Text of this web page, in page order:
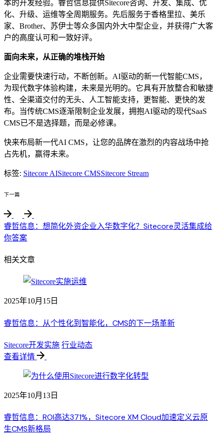
本的开发经验。睿哲信息提供Sitecore咨询、开发、集成、优
化、升级、运维等全周期服务。先后服务于香格里拉、美乐
家、Brother、苏伊士等众多国内外大中型企业，并获得广大客
户的高度认可和一致好评。
面向未来， 从正确的堆栈开始
企业需要快速行动，不断创新。AI驱动的新一代智能CMS，
为现代数字体验构建，未来是光明的。它具有开放整合和敏捷
性、全渠道交付的无头、人工智能支持，更智能、更快的发
布。当传统CMS逐渐限制企业发展，拥抱AI驱动的现代SaaS
CMS已不是选择题，而是必修课。
快来布局新一代AI CMS，让您的品牌在激烈的内容战场中抢
占先机，赢得未来。
标签: Sitecore AISitecore CMSSitecore Stream
下一篇
睿哲信息：想简化外资企业入华数字化？Sitecore灵活集成给
你答案
相关文章
2025年10月15日
睿哲信息：从个性化到智能化，CMS的下一场革新
Sitecore开发实施 行业动态
查看详情
2025年10月13日
睿哲信息：ROI高达371%，Sitecore XM Cloud加速定义云原
生CMS新格局